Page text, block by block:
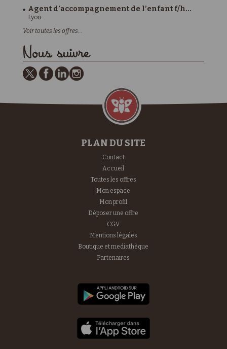
Agent d’accompagnement de l’enfant f/h...
Lyon
Voir toutes les offres...
Nous suivre
PLAN DU SITE
Contact
Accueil
Toutes les offres
Mon espace
Mon profil
Déposer une offre
CGV
Mentions légales
Boutique et mediathèque
Partenaires